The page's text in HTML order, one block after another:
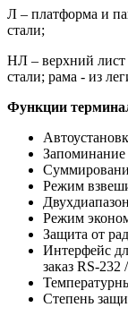
Л – платформа и
стали;
НЛ – верхний
стали; рама - из
Функции
Запоминание
Режим
Режим
Защита от
Интерфейс
заказ RS-232
Степень